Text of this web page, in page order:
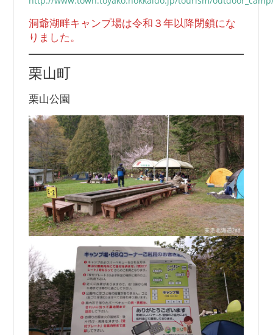
洞爺湖畔キャンプ場は令和３年以降閉鎖にな
りました。
栗山町
栗山公園